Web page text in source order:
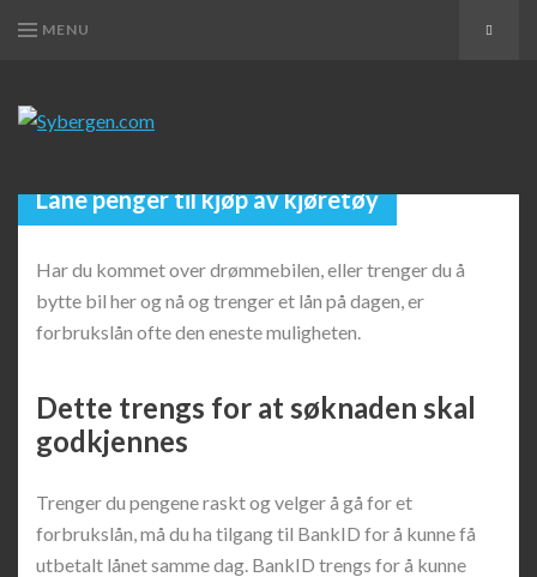
MENU
SYBERGEN.COM
My
Låne penger til kjøp av kjøretøy
Har du kommet over drømmebilen, eller trenger du å
bytte bil her og nå og trenger et lån på dagen, er
forbrukslån ofte den eneste muligheten.
Dette trengs for at søknaden skal
godkjennes
Trenger du pengene raskt og velger å gå for et
forbrukslån, må du ha tilgang til BankID for å kunne få
utbetalt lånet samme dag. BankID trengs for å kunne